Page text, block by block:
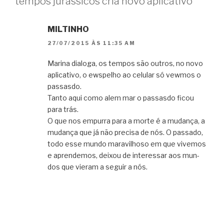
MILTINHO
27/07/2015 ÀS 11:35 AM
Marina dialoga, os tempos são outros, no novo
aplicativo, o ewspelho ao celular só vewmos o
passasdo.
Tanto aqui como alem mar o passasdo ficou
para trás.
O que nos empurra para a morte é a mudança, a
mudança que já não pre­cisa de nós. O pas­sado,
todo esse mundo mara­vi­lhoso em que vive­mos
e apren­de­mos, dei­xou de inte­res­sar aos mun­
dos que vie­ram a seguir a nós.